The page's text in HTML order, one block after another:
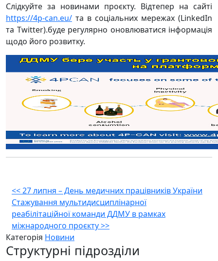
Слідкуйте за новинами проєкту. Відтепер на сайті
https://4p-can.eu/ та в соціальних мережах (LinkedIn
та Twitter).буде регулярно оновлюватися інформація
щодо його розвитку.
Навігація
записів
<<27 липня – День медичних працівників України
Стажування мультидисциплінарної
реабілітаційної команди ДДМУ в рамках
міжнародного проєкту>>
Категорія Новини
Структурні підрозділи